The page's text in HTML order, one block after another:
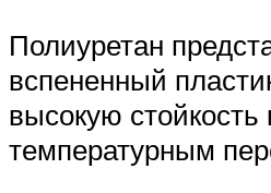
Полиуретан
вспененный
высокую стойкость
температурным